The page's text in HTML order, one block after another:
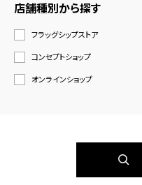
店舗種別から探す
フラッグシップストア
コンセプトショップ
オンラインショップ